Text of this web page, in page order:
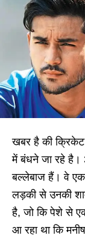
खबर है की क्रिकेट
में बंधने जा रहे है।
बल्लेबाज हैं। वे एक
लड़की से उनकी
है, जो कि पेशे से
आ रहा था कि